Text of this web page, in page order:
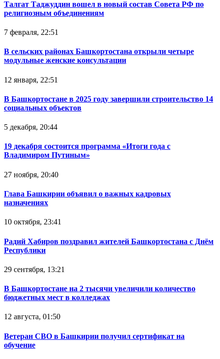
Талгат Таджуддин вошел в новый состав Совета РФ по
религиозным объединениям
7 февраля, 22:51
В сельских районах Башкортостана открыли четыре
модульные женские консультации
12 января, 22:51
В Башкортостане в 2025 году завершили строительство 14
социальных объектов
5 декабря, 20:44
19 декабря состоится программа «Итоги года с
Владимиром Путиным»
27 ноября, 20:40
Глава Башкирии объявил о важных кадровых
назначениях
10 октября, 23:41
Радий Хабиров поздравил жителей Башкортостана с Днём
Республики
29 сентября, 13:21
В Башкортостане на 2 тысячи увеличили количество
бюджетных мест в колледжах
12 августа, 01:50
Ветеран СВО в Башкирии получил сертификат на
обучение